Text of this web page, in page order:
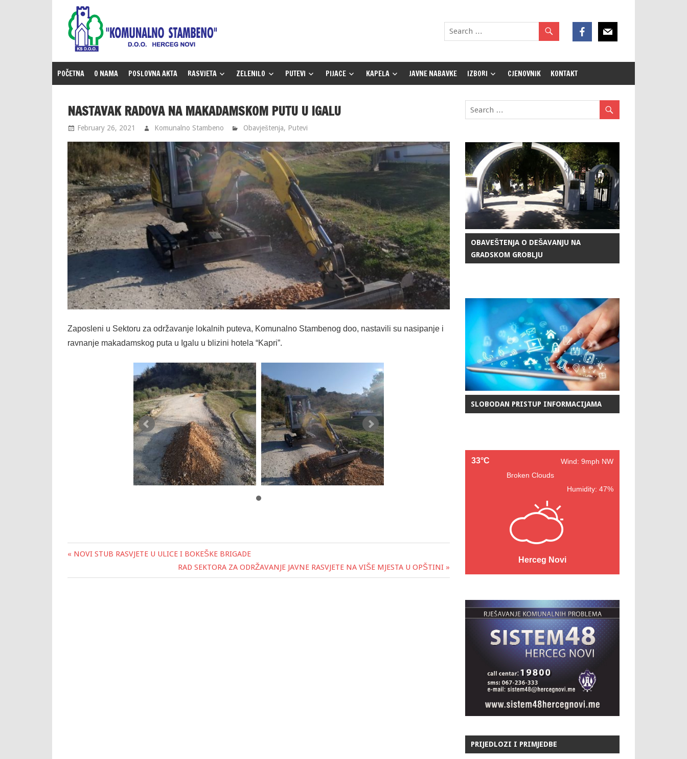
content
POČETNA O NAMA POSLOVNA AKTA RASVJETA ZELENILO PUTEVI PIJACE KAPELA JAVNE NABAVKE IZBORI CJENOVNIK KONTAKT
NASTAVAK RADOVA NA MAKADAMSKOM PUTU U IGALU
February 26, 2021 Komunalno Stambeno Obavještenja, Putevi
Zaposleni u Sektoru za održavanje lokalnih puteva, Komunalno Stambenog doo, nastavili su nasipanje i
ravnanje makadamskog puta u Igalu u blizini hotela “Kapri”.
Post
navigation
« NOVI STUB RASVJETE U ULICE I BOKEŠKE BRIGADE
RAD SEKTORA ZA ODRŽAVANJE JAVNE RASVJETE NA VIŠE MJESTA U OPŠTINI »
OBAVEŠTENJA O DEŠAVANJU NA
GRADSKOM GROBLJU
SLOBODAN PRISTUP INFORMACIJAMA
33°C
Wind: 9mph NW
Broken Clouds
Humidity: 47%
Herceg Novi
PRIJEDLOZI I PRIMJEDBE